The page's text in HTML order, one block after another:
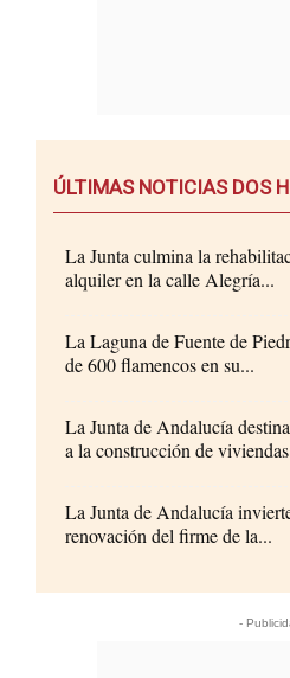
ÚLTIMAS NOTICIAS DOS
La Junta culmina la
alquiler en la calle Alegría...
La Laguna de Fuente de
de 600 flamencos en su...
La Junta de Andalucía
a la construcción de
La Junta de Andalucía
renovación del firme de la...
-